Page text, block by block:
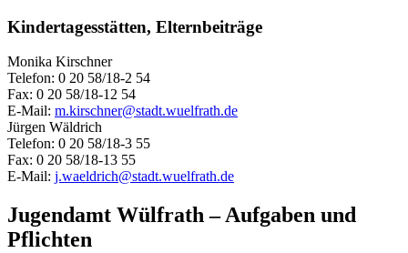
Kindertagesstätten, Elternbeiträge
Monika Kirschner
Telefon: 0 20 58/18-2 54
Fax: 0 20 58/18-12 54
E-Mail: m.kirschner@stadt.wuelfrath.de
Jürgen Wäldrich
Telefon: 0 20 58/18-3 55
Fax: 0 20 58/18-13 55
E-Mail: j.waeldrich@stadt.wuelfrath.de
Jugendamt Wülfrath – Aufgaben und
Pflichten